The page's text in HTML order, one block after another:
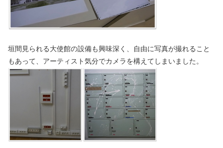
垣間見られる大使館の設備も興味深く、自由に写真が撮れること
もあって、アーティスト気分でカメラを構えてしまいました。